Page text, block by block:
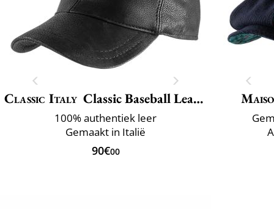
Classic Italy Classic Baseball Leather
100% authentiek leer
Gemaakt in Italië
90€00